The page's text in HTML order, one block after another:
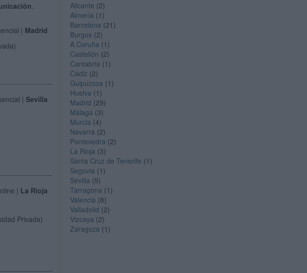
.
| Madrid
| Sevilla
| La Rioja
Privada)
Alicante (2)
Almería (1)
Barcelona (21)
Burgos (2)
A Coruña (1)
Castellón (2)
Cantabria (1)
Cádiz (2)
Guipúzcoa (1)
Huelva (1)
Madrid (29)
Málaga (3)
Murcia (4)
Navarra (2)
Pontevedra (2)
La Rioja (3)
Santa Cruz de Tenerife (1)
Segovia (1)
Sevilla (5)
Tarragona (1)
Valencia (8)
Valladolid (2)
Vizcaya (2)
Zaragoza (1)